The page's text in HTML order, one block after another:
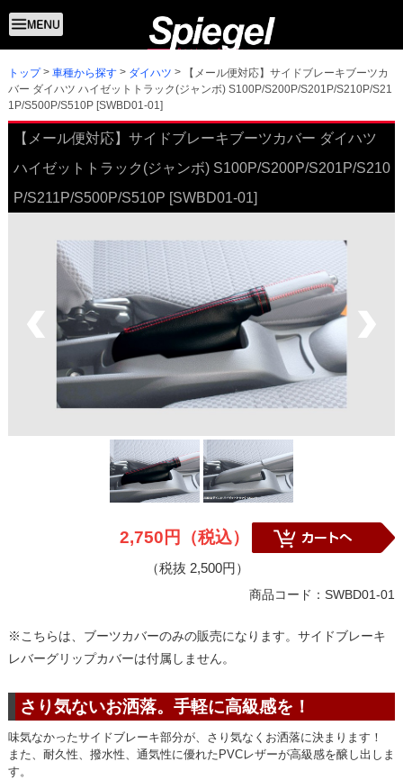
トップ 車種から探す ダイハツ
【メール便対応】サイドブレーキブーツカ
バー ダイハツ ハイゼットトラック(ジャンボ) S100P/S200P/S201P/S210P/S21
1P/S500P/S510P [SWBD01-01]
【メール便対応】サイドブレーキブーツカバー ダイハツ
ハイゼットトラック(ジャンボ) S100P/S200P/S201P/S210
P/S211P/S500P/S510P [SWBD01-01]
2,750円（税込）
（税抜 2,500円）
商品コード：SWBD01-01
※こちらは、ブーツカバーのみの販売になります。サイドブレーキ
レバーグリップカバーは付属しません。
さり気ないお洒落。手軽に高級感を！
味気なかったサイドブレーキ部分が、さり気なくお洒落に決まります！
また、耐久性、撥水性、通気性に優れたPVCレザーが高級感を醸し出しま
す。